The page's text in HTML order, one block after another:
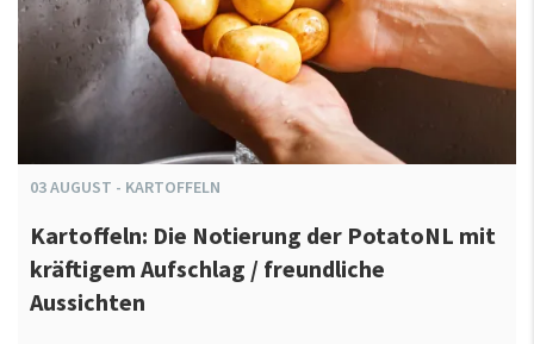
03AUGUST - KARTOFFELN
Kartoffeln: Die Notierung der PotatoNL mit
kräftigem Aufschlag / freundliche
Aussichten